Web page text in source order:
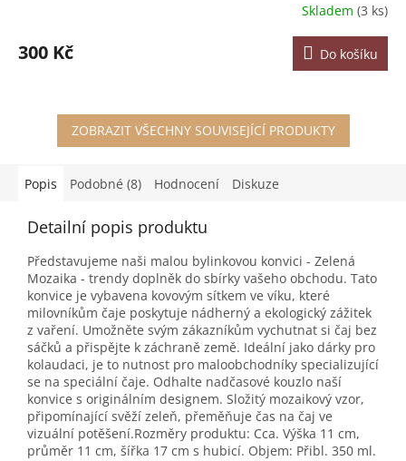
Skladem (3 ks)
300 Kč Do košíku
ZOBRAZIT VŠECHNY SOUVISEJÍCÍ PRODUKTY
Popis Podobné (8) Hodnocení Diskuze
Detailní popis produktu
Představujeme naši malou bylinkovou konvici - Zelená
Mozaika - trendy doplněk do sbírky vašeho obchodu. Tato
konvice je vybavena kovovým sítkem ve víku, které
milovníkům čaje poskytuje nádherný a ekologický zážitek
z vaření. Umožněte svým zákazníkům vychutnat si čaj bez
sáčků a přispějte k záchraně země. Ideální jako dárky pro
kolaudaci, je to nutnost pro maloobchodníky specializující
se na speciální čaje. Odhalte nadčasové kouzlo naší
konvice s originálním designem. Složitý mozaikový vzor,
připomínající svěží zeleň, přeměňuje čas na čaj ve
vizuální potěšení.Rozměry produktu: Cca. Výška 11 cm,
průměr 11 cm, šířka 17 cm s hubicí. Objem: Přibl. 350 ml.